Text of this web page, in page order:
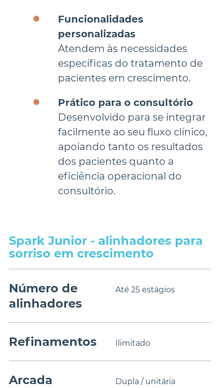
Funcionalidades
personalizadas
Atendem às necessidades
específicas do tratamento de
Prático para o consultório
Desenvolvido para se integrar
facilmente ao seu fluxo clínico,
apoiando tanto os resultados
dos pacientes quanto a
eficiência operacional do
consultório.
Spark Junior - alinhadores para
sorriso em crescimento
Número de
alinhadores
Até 25 estágios
Refinamentos Ilimitado
Arcada Dupla / unitária